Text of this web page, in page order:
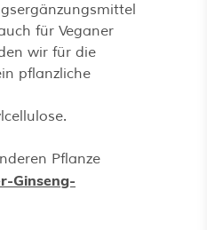
für Veganer
wir für die
pflanzliche
Pflanze
Ginseng-